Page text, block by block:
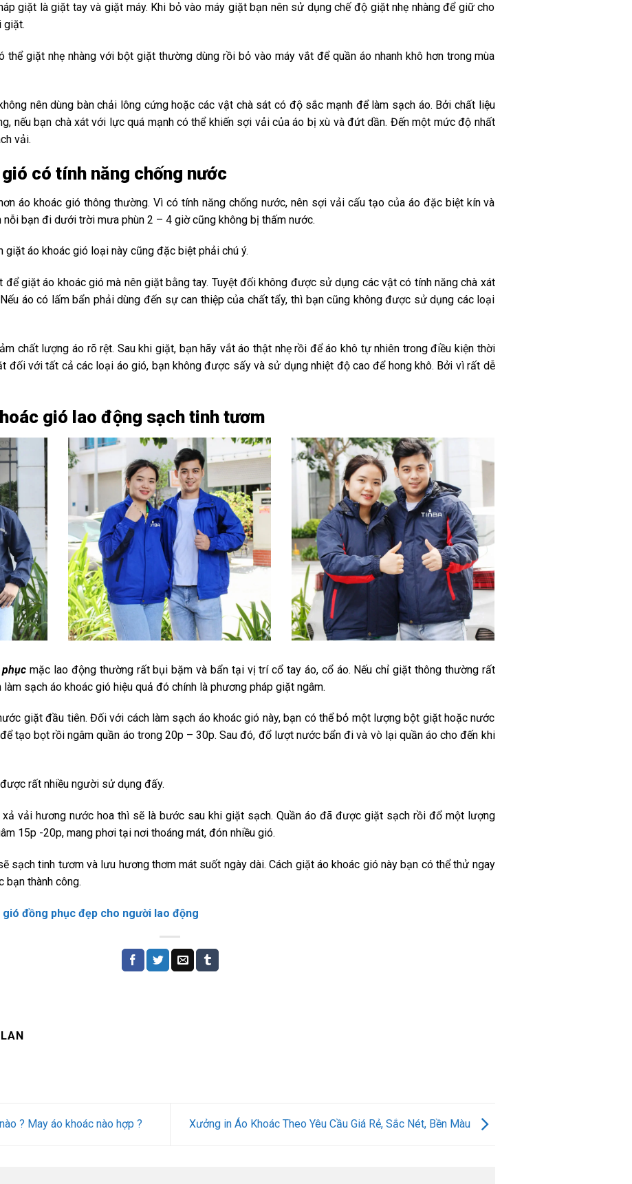
giặt là giặt tay và giặt máy. Khi bỏ vào máy giặt bạn nên sử dụng chế độ giặt nhẹ nhàng để giữ cho
giặt.
thể giặt nhẹ nhàng với bột giặt thường dùng rồi bỏ vào máy vắt để quần áo nhanh khô hơn trong mùa
nên dùng bàn chải lông cứng hoặc các vật chà sát có độ sắc mạnh để làm sạch áo. Bởi chất liệu
nếu bạn chà xát với lực quá mạnh có thể khiến sợi vải của áo bị xù và đứt dần. Đến một mức độ nhất
vải.
có tính năng chống nước
áo khoác gió thông thường. Vì có tính năng chống nước, nên sợi vải cấu tạo của áo đặc biệt kín và
nỗi bạn đi dưới trời mưa phùn 2 – 4 giờ cũng không bị thấm nước.
giặt áo khoác gió loại này cũng đặc biệt phải chú ý.
để giặt áo khoác gió mà nên giặt bằng tay. Tuyệt đối không được sử dụng các vật có tính năng chà xát
áo có lấm bẩn phải dùng đến sự can thiệp của chất tẩy, thì bạn cũng không được sử dụng các loại
chất lượng áo rõ rệt. Sau khi giặt, bạn hãy vắt áo thật nhẹ rồi để áo khô tự nhiên trong điều kiện thời
đối với tất cả các loại áo gió, bạn không được sấy và sử dụng nhiệt độ cao để hong khô. Bởi vì rất dễ
gió lao động sạch tinh tươm
mặc lao động thường rất bụi bặm và bẩn tại vị trí cổ tay áo, cổ áo. Nếu chỉ giặt thông thường rất
sạch áo khoác gió hiệu quả đó chính là phương pháp giặt ngâm.
giặt đầu tiên. Đối với cách làm sạch áo khoác gió này, bạn có thể bỏ một lượng bột giặt hoặc nước
tạo bọt rồi ngâm quần áo trong 20p – 30p. Sau đó, đổ lượt nước bẩn đi và vò lại quần áo cho đến khi
rất nhiều người sử dụng đấy.
vải hương nước hoa thì sẽ là bước sau khi giặt sạch. Quần áo đã được giặt sạch rồi đổ một lượng
15p -20p, mang phơi tại nơi thoáng mát, đón nhiều gió.
sạch tinh tươm và lưu hương thơm mát suốt ngày dài. Cách giặt áo khoác gió này bạn có thể thử ngay
bạn thành công.
đồng phục đẹp cho người lao động
? May áo khoác nào hợp ? Xưởng in Áo Khoác Theo Yêu Cầu Giá Rẻ, Sắc Nét, Bền Màu